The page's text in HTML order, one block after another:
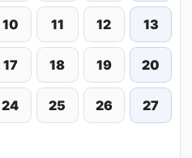
10 11 12 13
17 18 19 20
24 25 26 27